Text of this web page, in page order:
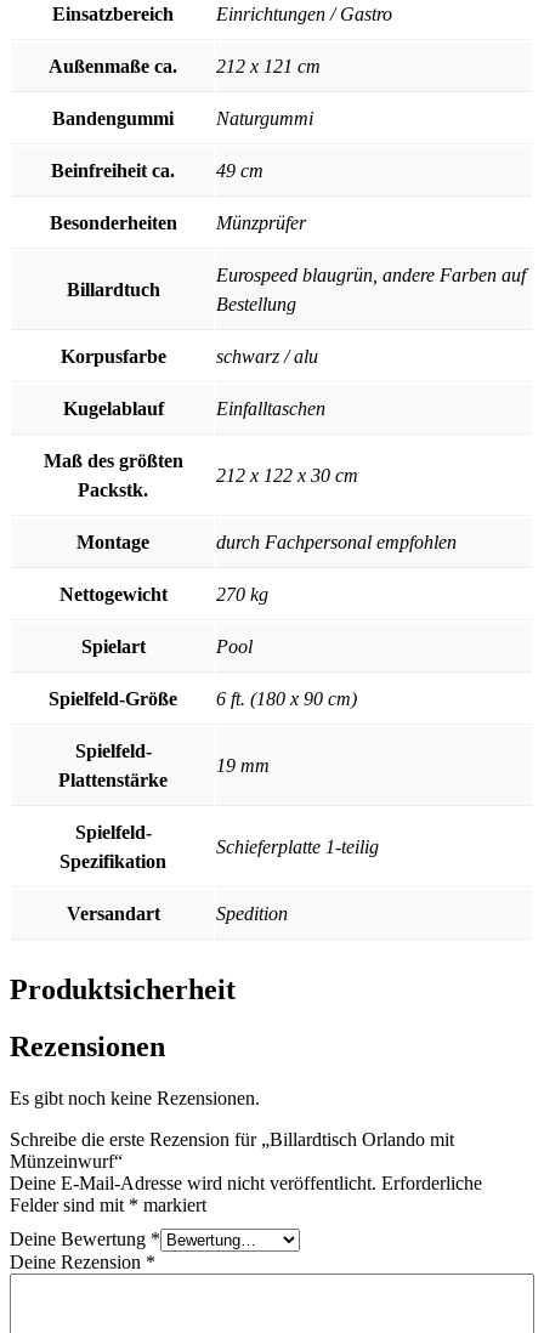
Einsatzbereich Einrichtungen / Gastro
Außenmaße ca. 212 x 121 cm
Bandengummi Naturgummi
Beinfreiheit ca. 49 cm
Besonderheiten Münzprüfer
Billardtuch
Eurospeed blaugrün, andere Farben auf
Bestellung
Korpusfarbe schwarz / alu
Kugelablauf Einfalltaschen
Maß des größten
Packstk.
212 x 122 x 30 cm
Montage durch Fachpersonal empfohlen
Nettogewicht 270 kg
Spielart Pool
Spielfeld-Größe 6 ft. (180 x 90 cm)
Spielfeld-
Plattenstärke
19 mm
Spielfeld-
Spezifikation
Schieferplatte 1-teilig
Versandart Spedition
Produktsicherheit
Rezensionen
Es gibt noch keine Rezensionen.
Schreibe die erste Rezension für „Billardtisch Orlando mit
Münzeinwurf“
Deine E-Mail-Adresse wird nicht veröffentlicht. Erforderliche
Felder sind mit * markiert
Deine Bewertung *
Deine Rezension *